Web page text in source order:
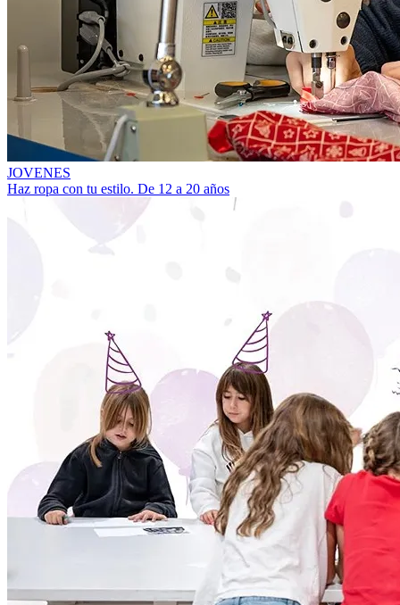
JOVENES
Haz ropa con tu estilo. De 12 a 20 años